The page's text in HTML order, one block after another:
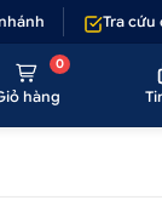
• Giảm 50.000₫
Tra cứu
hàng
0